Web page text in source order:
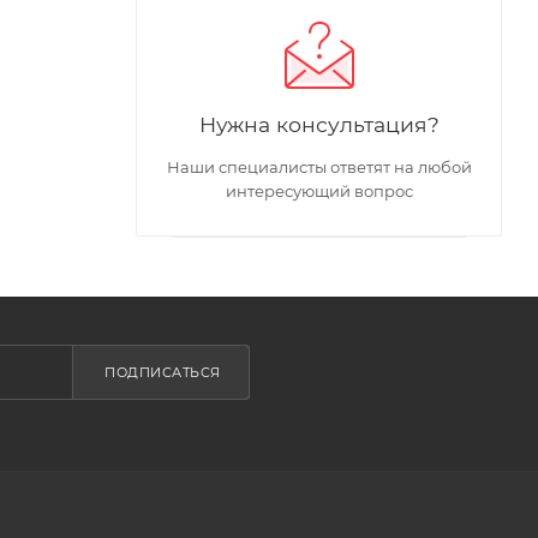
Нужна консультация?
Наши специалисты ответят на любой
интересующий вопрос
ПОДПИСАТЬСЯ